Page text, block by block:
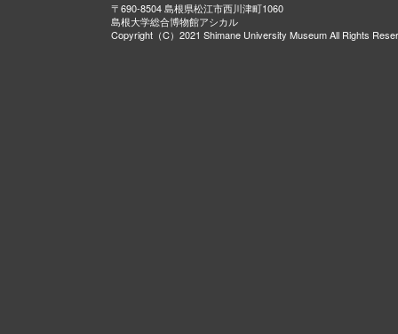
〒690-8504 島根県松江市西川津町1060
島根大学総合博物館アシカル
Copyright（C）2021 Shimane University Museum All Rights